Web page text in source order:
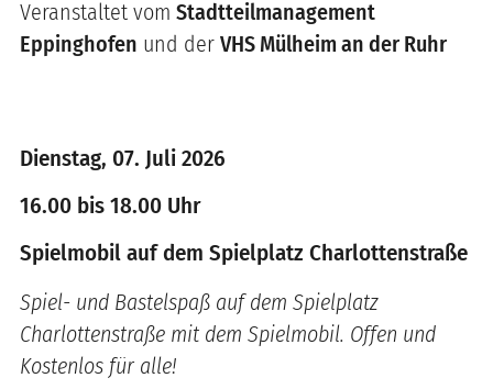
Veranstaltet vom Stadtteilmanagement
Eppinghofen und der VHS Mülheim an der Ruhr
Dienstag, 07. Juli 2026
16.00 bis 18.00 Uhr
Spielmobil auf dem Spielplatz Charlottenstraße
Spiel- und Bastelspaß auf dem Spielplatz
Charlottenstraße mit dem Spielmobil. Offen und
Kostenlos für alle!